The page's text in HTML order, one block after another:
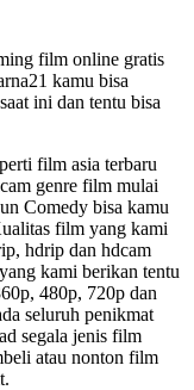
film online gratis
kamu bisa
ini dan tentu bisa
film asia terbaru
genre film mulai
Comedy bisa kamu
film yang kami
hdrip dan hdcam
kami berikan tentu
480p, 720p dan
seluruh penikmat
segala jenis film
atau nonton film